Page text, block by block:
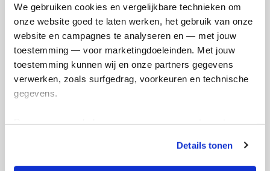
We gebruiken cookies en vergelijkbare technieken om
onze website goed te laten werken, het gebruik van onze
website en campagnes te analyseren en — met jouw
toestemming — voor marketingdoeleinden. Met jouw
toestemming kunnen wij en onze partners gegevens
verwerken, zoals surfgedrag, voorkeuren en technische
gegevens.
tonen. Je kunt je toestemming op elk moment wijzigen of
intrekken via Cookie instellingen onderaan de pagina. De
Details tonen
Kik-'s badges